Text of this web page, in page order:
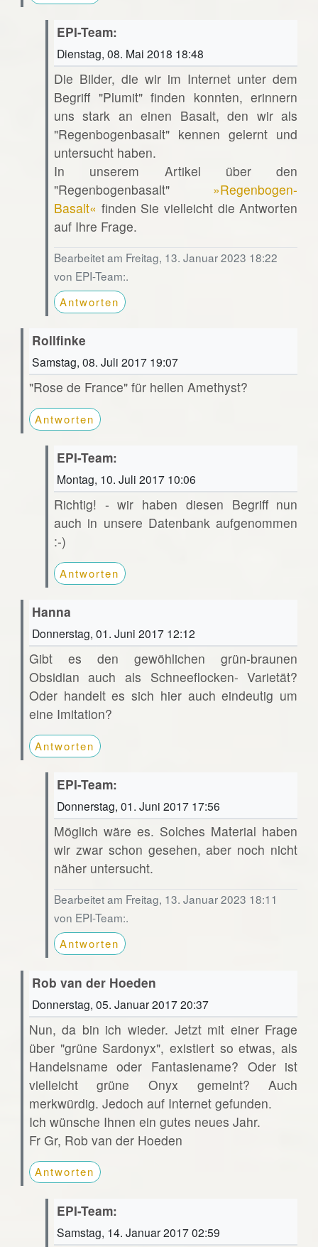
EPI-Team:
Dienstag, 08. Mai 2018 18:48
Die Bilder, die wir im Internet unter dem
Begriff "Plumit" finden konnten, erinnern
uns stark an einen Basalt, den wir als
"Regenbogenbasalt" kennen gelernt und
untersucht haben.
In unserem Artikel über den
"Regenbogenbasalt" »Regenbogen-
Basalt« finden Sie vielleicht die Antworten
auf Ihre Frage.
Bearbeitet am Freitag, 13. Januar 2023 18:22
von EPI-Team:.
Antworten
Rollfinke
Samstag, 08. Juli 2017 19:07
"Rose de France" für hellen Amethyst?
Antworten
EPI-Team:
Montag, 10. Juli 2017 10:06
Richtig! - wir haben diesen Begriff nun
auch in unsere Datenbank aufgenommen
:-)
Antworten
Hanna
Donnerstag, 01. Juni 2017 12:12
Gibt es den gewöhlichen grün-braunen
Obsidian auch als Schneeflocken- Varietät?
Oder handelt es sich hier auch eindeutig um
eine Imitation?
Antworten
EPI-Team:
Donnerstag, 01. Juni 2017 17:56
Möglich wäre es. Solches Material haben
wir zwar schon gesehen, aber noch nicht
näher untersucht.
Bearbeitet am Freitag, 13. Januar 2023 18:11
von EPI-Team:.
Antworten
Rob van der Hoeden
Donnerstag, 05. Januar 2017 20:37
Nun, da bin ich wieder. Jetzt mit einer Frage
über "grüne Sardonyx", existiert so etwas, als
Handelsname oder Fantasiename? Oder ist
vielleicht grüne Onyx gemeint? Auch
merkwürdig. Jedoch auf Internet gefunden.
Ich wünsche Ihnen ein gutes neues Jahr.
Fr Gr, Rob van der Hoeden
Antworten
EPI-Team:
Samstag, 14. Januar 2017 02:59